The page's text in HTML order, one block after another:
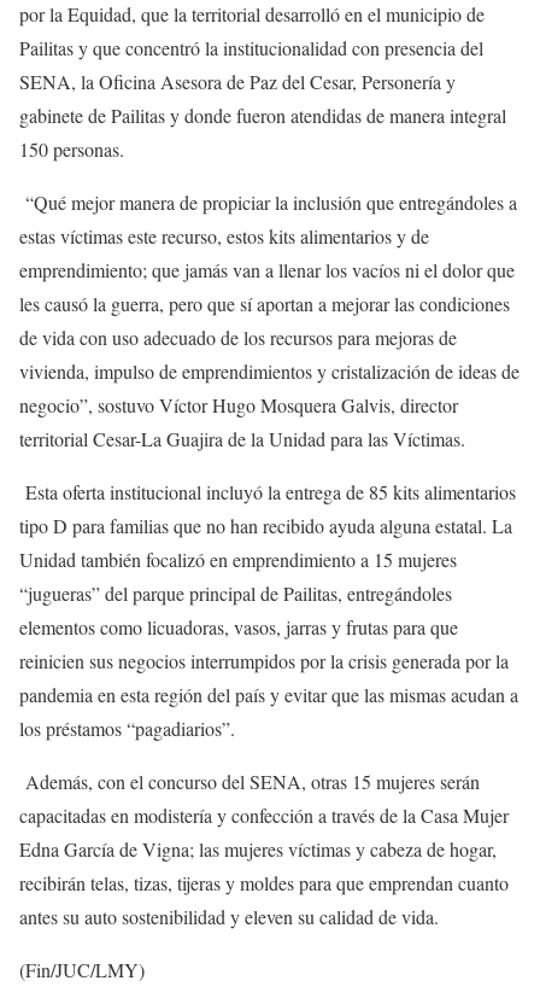
por la Equidad, que la territorial desarrolló en el municipio de
Pailitas y que concentró la institucionalidad con presencia del
SENA, la Oficina Asesora de Paz del Cesar, Personería y
gabinete de Pailitas y donde fueron atendidas de manera integral
150 personas.
“Qué mejor manera de propiciar la inclusión que entregándoles a
estas víctimas este recurso, estos kits alimentarios y de
emprendimiento; que jamás van a llenar los vacíos ni el dolor que
les causó la guerra, pero que sí aportan a mejorar las condiciones
de vida con uso adecuado de los recursos para mejoras de
vivienda, impulso de emprendimientos y cristalización de ideas de
negocio”, sostuvo Víctor Hugo Mosquera Galvis, director
territorial Cesar-La Guajira de la Unidad para las Víctimas.
Esta oferta institucional incluyó la entrega de 85 kits alimentarios
tipo D para familias que no han recibido ayuda alguna estatal. La
Unidad también focalizó en emprendimiento a 15 mujeres
“jugueras” del parque principal de Pailitas, entregándoles
elementos como licuadoras, vasos, jarras y frutas para que
reinicien sus negocios interrumpidos por la crisis generada por la
pandemia en esta región del país y evitar que las mismas acudan a
los préstamos “pagadiarios”.
Además, con el concurso del SENA, otras 15 mujeres serán
capacitadas en modistería y confección a través de la Casa Mujer
Edna García de Vigna; las mujeres víctimas y cabeza de hogar,
recibirán telas, tizas, tijeras y moldes para que emprendan cuanto
antes su auto sostenibilidad y eleven su calidad de vida.
(Fin/JUC/LMY)